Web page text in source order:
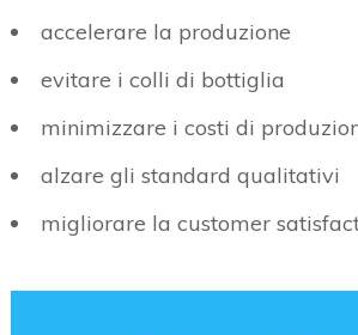
accelerare la produzione
evitare i colli di bottiglia
minimizzare i costi di
alzare gli standard qualitativi
migliorare la customer